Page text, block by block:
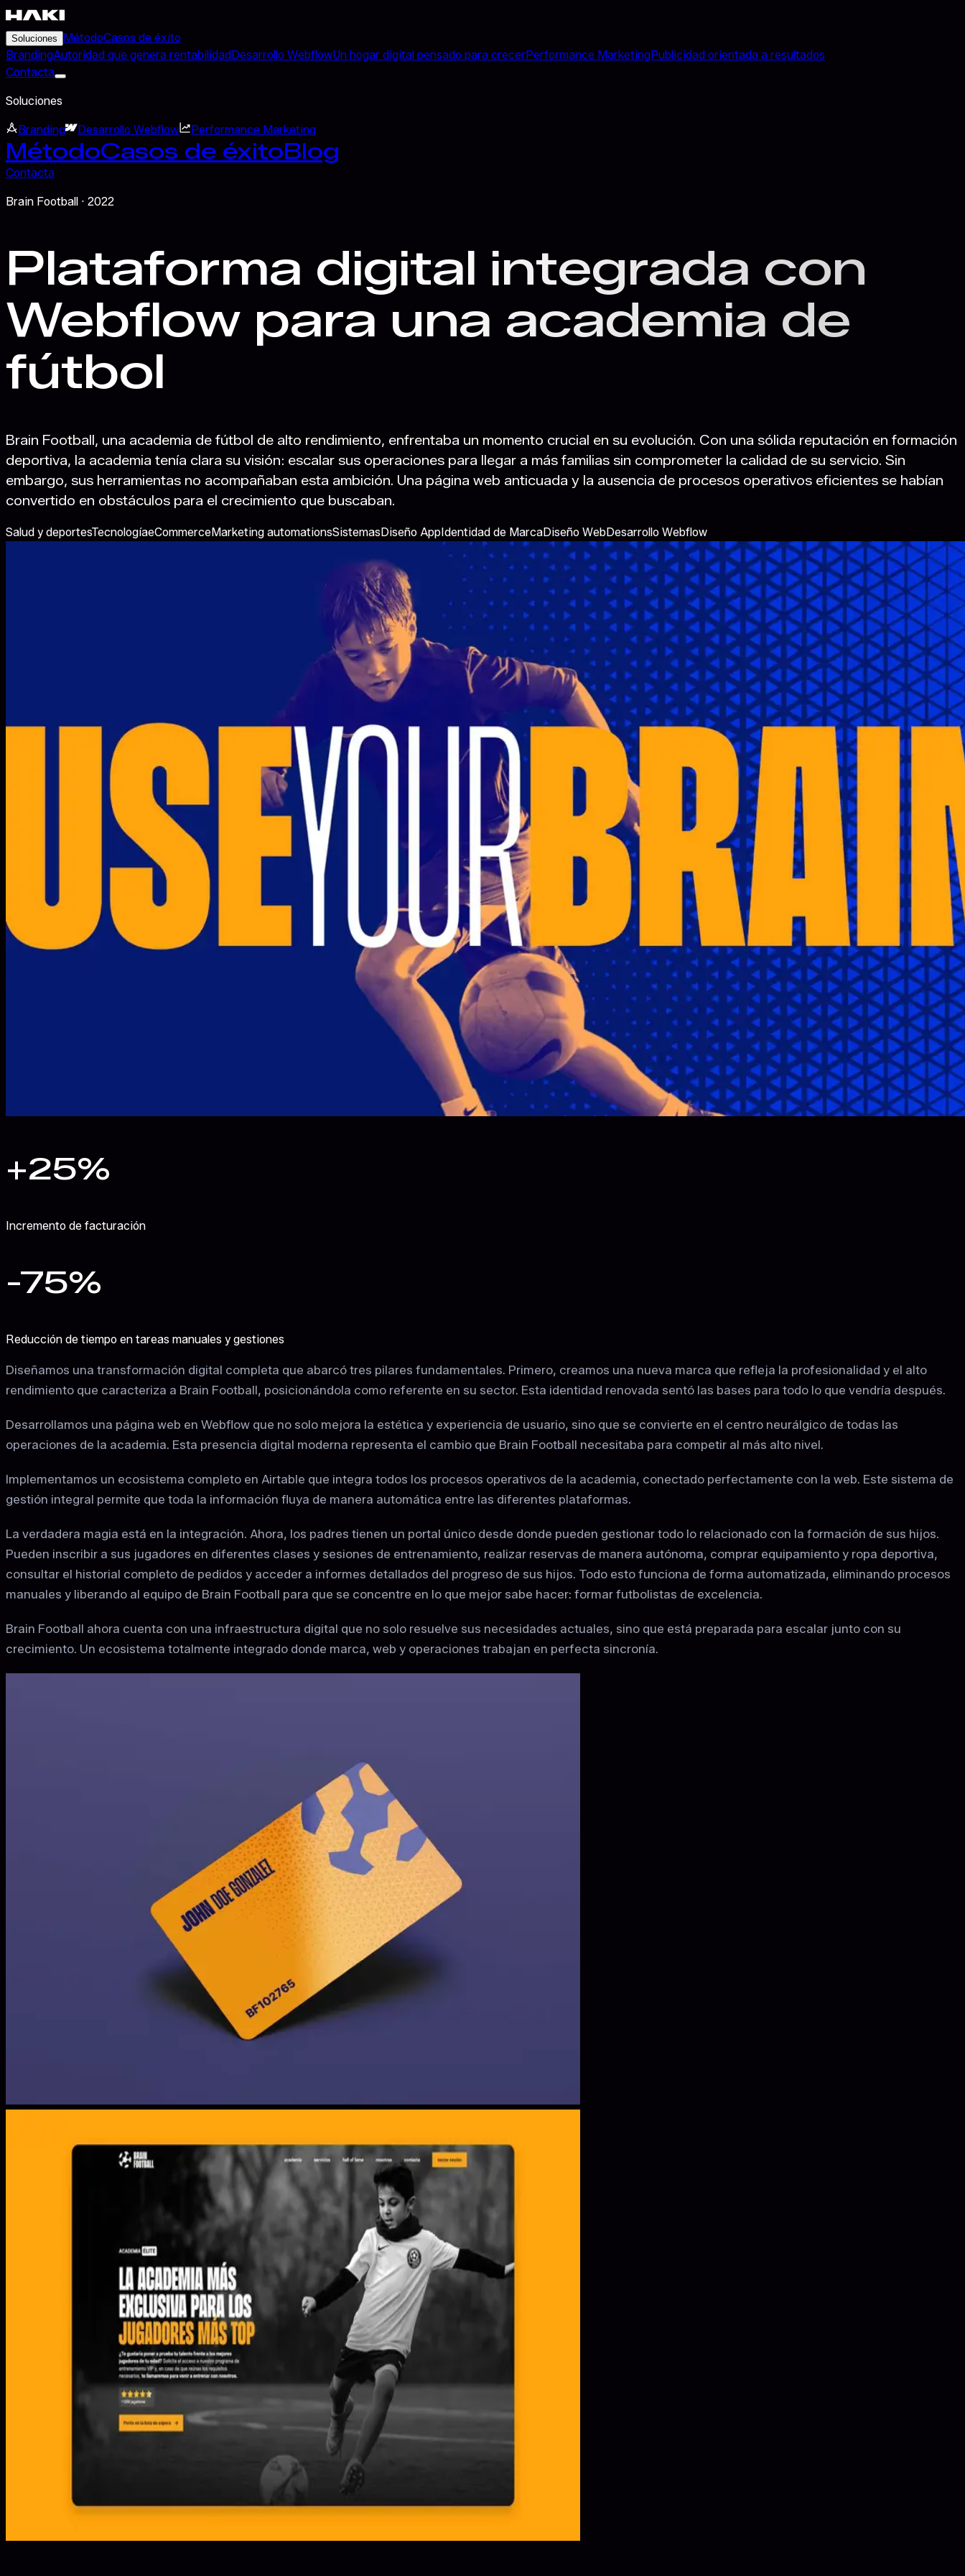
Soluciones MétodoCasos de éxito
BrandingAutoridad que genera rentabilidadDesarrollo WebflowUn hogar digital pensado para crecerPerformance MarketingPublicidad orientada a resultados
Contacta
Soluciones
Branding Desarrollo Webflow Performance Marketing
MétodoCasos de éxitoBlog
Contacta
Brain Football · 2022
Plataforma digital integrada con
Webflow para una academia de
fútbol
Brain Football, una academia de fútbol de alto rendimiento, enfrentaba un momento crucial en su evolución. Con una sólida reputación en formación
deportiva, la academia tenía clara su visión: escalar sus operaciones para llegar a más familias sin comprometer la calidad de su servicio. Sin
embargo, sus herramientas no acompañaban esta ambición. Una página web anticuada y la ausencia de procesos operativos eficientes se habían
convertido en obstáculos para el crecimiento que buscaban.
Salud y deportesTecnologíaeCommerceMarketing automationsSistemasDiseño AppIdentidad de MarcaDiseño WebDesarrollo Webflow
+25%
Incremento de facturación
-75%
Reducción de tiempo en tareas manuales y gestiones
Diseñamos una transformación digital completa que abarcó tres pilares fundamentales. Primero, creamos una nueva marca que refleja la profesionalidad y el alto
rendimiento que caracteriza a Brain Football, posicionándola como referente en su sector. Esta identidad renovada sentó las bases para todo lo que vendría después.
Desarrollamos una página web en Webflow que no solo mejora la estética y experiencia de usuario, sino que se convierte en el centro neurálgico de todas las
operaciones de la academia. Esta presencia digital moderna representa el cambio que Brain Football necesitaba para competir al más alto nivel.
Implementamos un ecosistema completo en Airtable que integra todos los procesos operativos de la academia, conectado perfectamente con la web. Este sistema de
gestión integral permite que toda la información fluya de manera automática entre las diferentes plataformas.
La verdadera magia está en la integración. Ahora, los padres tienen un portal único desde donde pueden gestionar todo lo relacionado con la formación de sus hijos.
Pueden inscribir a sus jugadores en diferentes clases y sesiones de entrenamiento, realizar reservas de manera autónoma, comprar equipamiento y ropa deportiva,
consultar el historial completo de pedidos y acceder a informes detallados del progreso de sus hijos. Todo esto funciona de forma automatizada, eliminando procesos
manuales y liberando al equipo de Brain Football para que se concentre en lo que mejor sabe hacer: formar futbolistas de excelencia.
Brain Football ahora cuenta con una infraestructura digital que no solo resuelve sus necesidades actuales, sino que está preparada para escalar junto con su
crecimiento. Un ecosistema totalmente integrado donde marca, web y operaciones trabajan en perfecta sincronía.